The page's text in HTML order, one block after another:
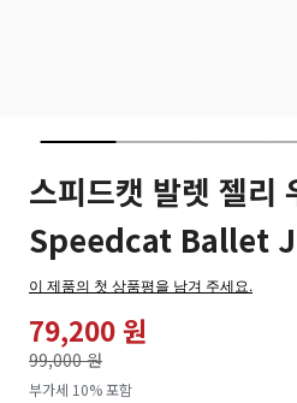
스피드캣 발렛 젤리
Speedcat Ballet
이 제품의 첫 상품평을 남겨 주세요.
79,200 원
99,000 원
로
부가세 10% 포함